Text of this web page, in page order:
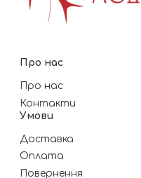
Про нас
Про нас
Контакти
Умови
Доставка
Оплата
Повернення